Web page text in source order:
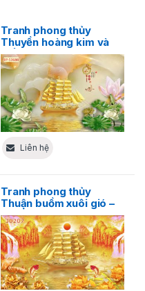
Tranh phong thủy
Thuyền hoàng kim và
biển ngọc bích – Vẻ đẹp
trang nhã, tinh tế trong
thiết kế nội thất
Liên hệ
Tranh phong thủy
Thuận buồm xuôi gió –
Rực rỡ ánh hoàng kim
của sự tài lộc